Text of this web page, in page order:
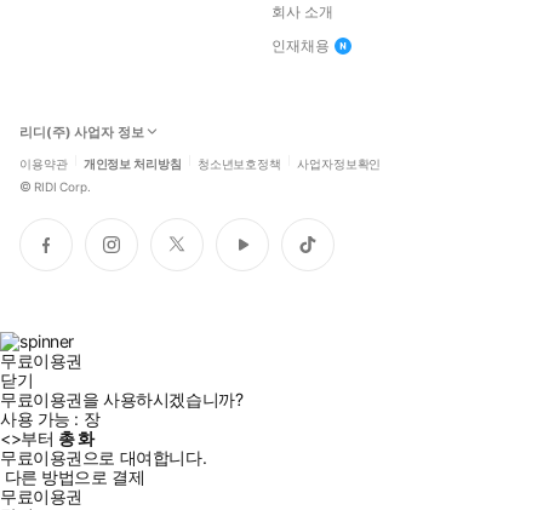
회사 소개
인재채용
리디(주) 사업자 정보
이용약관 개인정보 처리방침 청소년보호정책 사업자정보확인
© RIDI Corp.
페
이
인
스
트
위
유
튜
틱
톡
무료이용권
닫기
무료이용권을 사용하시겠습니까?
사용 가능 : 장
<>부터 총화
무료이용권으로 대여합니다.
다른 방법으로 결제
무료이용권